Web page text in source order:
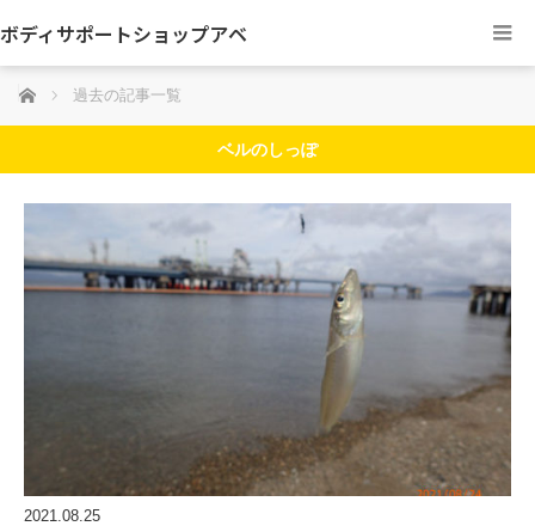
ボディサポートショップアベ
ホーム 過去の記事一覧
ベルのしっぽ
2021.08.25